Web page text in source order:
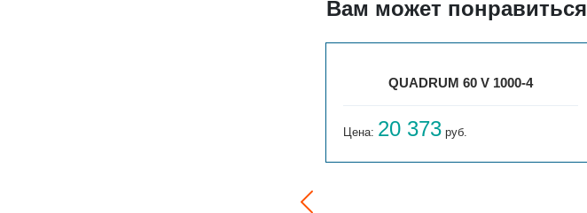
Вам может понравиться
QUADRUM 60 V 1000-4
Цена: 20 373 руб.